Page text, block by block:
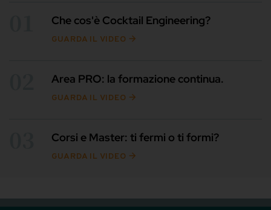
Che cos'è Cocktail Engineering?
GUARDA IL VIDEO
Area PRO: la formazione continua.
GUARDA IL VIDEO
Corsi e Master: ti fermi o ti formi?
GUARDA IL VIDEO